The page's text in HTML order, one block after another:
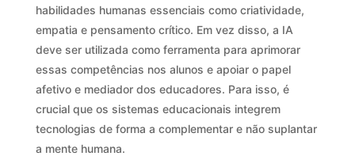
habilidades humanas essenciais como criatividade,
empatia e pensamento crítico. Em vez disso, a IA
deve ser utilizada como ferramenta para aprimorar
essas competências nos alunos e apoiar o papel
afetivo e mediador dos educadores. Para isso, é
crucial que os sistemas educacionais integrem
tecnologias de forma a complementar e não suplantar
a mente humana.